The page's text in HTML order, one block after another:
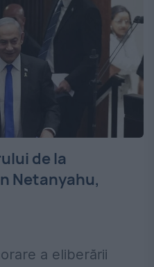
de la
Netanyahu,
a eliberării